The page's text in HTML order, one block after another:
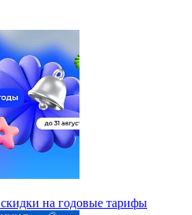
на годовые тарифы